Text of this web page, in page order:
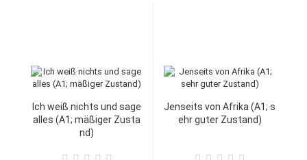
Ich weiß nichts und sage
alles (A1; mäßiger Zusta
nd)
Jenseits von Afrika (A1; s
ehr guter Zustand)